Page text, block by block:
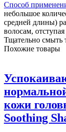
Pack
Способ
небольшое
средней длины)
волосам,
Тщательно смыть
Похожие товары
кожи
Soothing